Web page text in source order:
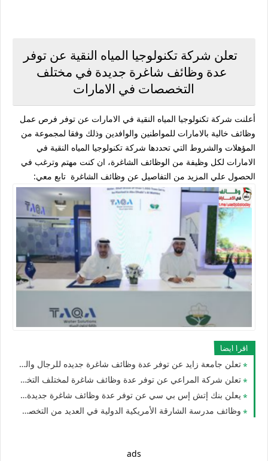
تعلن شركة تكنولوجيا المياه النقية عن توفر
عدة وظائف شاغرة جديدة في مختلف
التخصصات في الامارات
أعلنت شركة تكنولوجيا المياه النقية في الامارات عن توفر فرص عمل
وظائف خالية بالامارات للمواطنين والوافدين وذلك وفقا لمجموعة من
المؤهلات والشروط التي تحددها شركة تكنولوجيا المياه النقية في
الامارات لكل وظيفة من الوظائف الشاغرة، ان كنت مهتم وترغب في
الحصول علي المزيد من التفاصيل عن وظائف الشاغرة تابع معي:
اقرا ايضا
تعلن جامعة زايد عن توفر عدة وظائف شاغرة جديده للرجال والنساء في الامارات
تعلن شركة المراعي عن توفر عدة وظائف شاغرة لمختلف التخصصات للرجال والنساء في الامارات
يعلن بنك إتش إس بي سي عن توفر عدة وظائف شاغرة جديدة للجنسيين في الامارات
وظائف مدرسة الشارقة الأمريكية الدولية في العديد من التخصصات للجنسيين للوافدين والمقيمين بدبي والشارقة وأم القيوين
ads